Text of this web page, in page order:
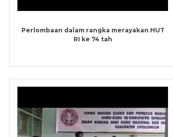
Perlombaan dalam rangka merayakan HUT
RI ke 74 tah